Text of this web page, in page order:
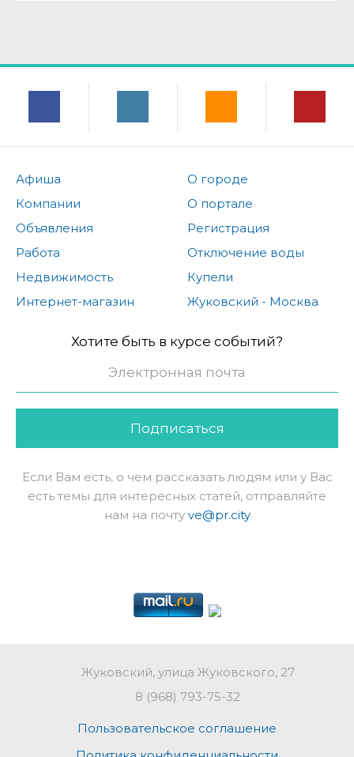
Афиша
Компании
Объявления
Работа
Недвижимость
Интернет-магазин
О городе
О портале
Регистрация
Отключение воды
Купели
Жуковский - Москва
Хотите быть в курсе событий?
Подписаться
Если Вам есть, о чем рассказать людям или у Вас
есть темы для интересных статей, отправляйте
нам на почту ve@pr.city
Жуковский, улица Жуковского, 27
8 (968) 793-75-32
Пользовательское соглашение